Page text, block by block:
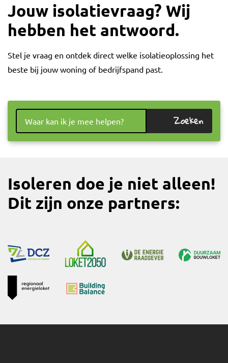
Jouw isolatievraag? Wij
hebben het antwoord.
Stel je vraag en ontdek direct welke isolatieoplossing het
beste bij jouw woning of bedrijfspand past.
Zoeken
Isoleren doe je niet alleen!
Dit zijn onze partners: